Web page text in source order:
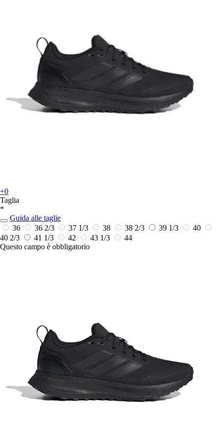
+0
Taglia
*
Guida alle taglie
36
36 2/3 37 1/3 38 38 2/3 39 1/3
40
40 2/3
41 1/3 42 43 1/3
44
Questo campo è obbligatorio